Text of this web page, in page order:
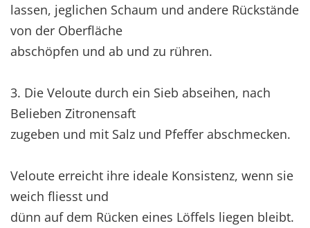
lassen, jeglichen Schaum und andere Rückstände
von der Oberfläche
abschöpfen und ab und zu rühren.
3. Die Veloute durch ein Sieb abseihen, nach
Belieben Zitronensaft
zugeben und mit Salz und Pfeffer abschmecken.
Veloute erreicht ihre ideale Konsistenz, wenn sie
weich fliesst und
dünn auf dem Rücken eines Löffels liegen bleibt.